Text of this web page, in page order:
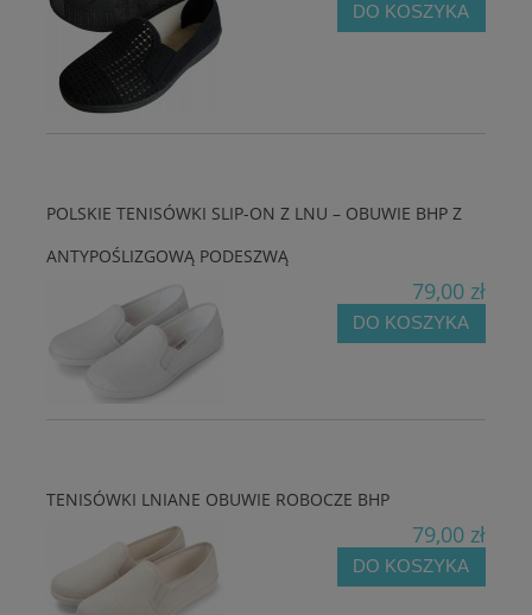
DO KOSZYKA
POLSKIE TENISÓWKI SLIP-ON Z LNU – OBUWIE BHP Z
ANTYPOŚLIZGOWĄ PODESZWĄ
79,00 zł
DO KOSZYKA
TENISÓWKI LNIANE OBUWIE ROBOCZE BHP
79,00 zł
DO KOSZYKA